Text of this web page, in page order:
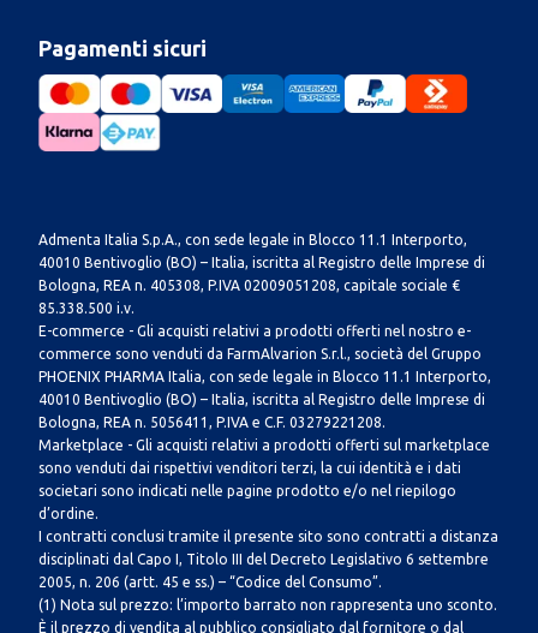
Pagamenti sicuri
Admenta Italia S.p.A., con sede legale in Blocco 11.1 Interporto,
40010 Bentivoglio (BO) – Italia, iscritta al Registro delle Imprese di
Bologna, REA n. 405308, P.IVA 02009051208, capitale sociale €
85.338.500 i.v.
E-commerce - Gli acquisti relativi a prodotti offerti nel nostro e-
commerce sono venduti da FarmAlvarion S.r.l., società del Gruppo
PHOENIX PHARMA Italia, con sede legale in Blocco 11.1 Interporto,
40010 Bentivoglio (BO) – Italia, iscritta al Registro delle Imprese di
Bologna, REA n. 5056411, P.IVA e C.F. 03279221208.
Marketplace - Gli acquisti relativi a prodotti offerti sul marketplace
sono venduti dai rispettivi venditori terzi, la cui identità e i dati
societari sono indicati nelle pagine prodotto e/o nel riepilogo
d’ordine.
I contratti conclusi tramite il presente sito sono contratti a distanza
disciplinati dal Capo I, Titolo III del Decreto Legislativo 6 settembre
2005, n. 206 (artt. 45 e ss.) – “Codice del Consumo”.
(1) Nota sul prezzo: l’importo barrato non rappresenta uno sconto.
È il prezzo di vendita al pubblico consigliato dal fornitore o dal